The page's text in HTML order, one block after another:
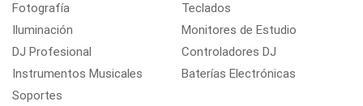
Fotografía
Iluminación
DJ Profesional
Instrumentos Musicales
Soportes
Teclados
Monitores de Estudio
Controladores DJ
Baterías Electrónicas